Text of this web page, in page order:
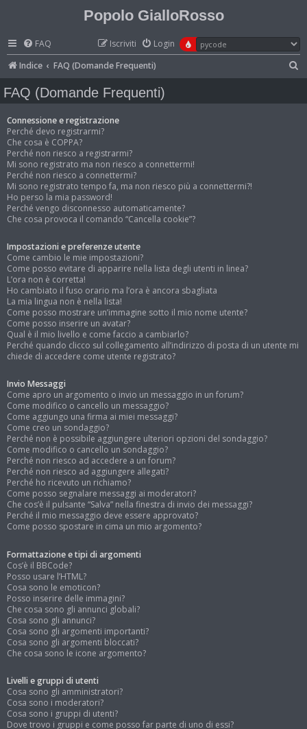
Popolo GialloRosso
FAQ Login
Iscriviti
Indice
FAQ (Domande Frequenti)
FAQ (Domande Frequenti)
Connessione e registrazione
Perché devo registrarmi?
Che cosa è COPPA?
Perché non riesco a registrarmi?
Mi sono registrato ma non riesco a connettermi!
Perché non riesco a connettermi?
Mi sono registrato tempo fa, ma non riesco più a connettermi?!
Ho perso la mia password!
Perché vengo disconnesso automaticamente?
Che cosa provoca il comando “Cancella cookie”?
Impostazioni e preferenze utente
Come cambio le mie impostazioni?
Come posso evitare di apparire nella lista degli utenti in linea?
L’ora non è corretta!
Ho cambiato il fuso orario ma l’ora è ancora sbagliata
La mia lingua non è nella lista!
Come posso mostrare un’immagine sotto il mio nome utente?
Come posso inserire un avatar?
Qual è il mio livello e come faccio a cambiarlo?
Perché quando clicco sul collegamento all’indirizzo di posta di un utente mi
chiede di accedere come utente registrato?
Invio Messaggi
Come apro un argomento o invio un messaggio in un forum?
Come modifico o cancello un messaggio?
Come aggiungo una firma ai miei messaggi?
Come creo un sondaggio?
Perché non è possibile aggiungere ulteriori opzioni del sondaggio?
Come modifico o cancello un sondaggio?
Perché non riesco ad accedere a un forum?
Perché non riesco ad aggiungere allegati?
Perché ho ricevuto un richiamo?
Come posso segnalare messaggi ai moderatori?
Che cos’è il pulsante “Salva” nella finestra di invio dei messaggi?
Perché il mio messaggio deve essere approvato?
Come posso spostare in cima un mio argomento?
Formattazione e tipi di argomenti
Cos’è il BBCode?
Posso usare l’HTML?
Cosa sono le emoticon?
Posso inserire delle immagini?
Che cosa sono gli annunci globali?
Cosa sono gli annunci?
Cosa sono gli argomenti importanti?
Cosa sono gli argomenti bloccati?
Che cosa sono le icone argomento?
Livelli e gruppi di utenti
Cosa sono gli amministratori?
Cosa sono i moderatori?
Cosa sono i gruppi di utenti?
Dove trovo i gruppi e come posso far parte di uno di essi?